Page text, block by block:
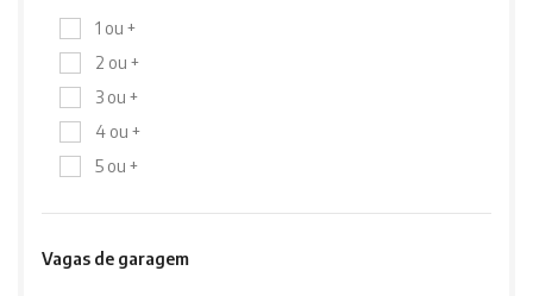
1 ou +
2 ou +
3 ou +
4 ou +
5 ou +
Vagas de garagem